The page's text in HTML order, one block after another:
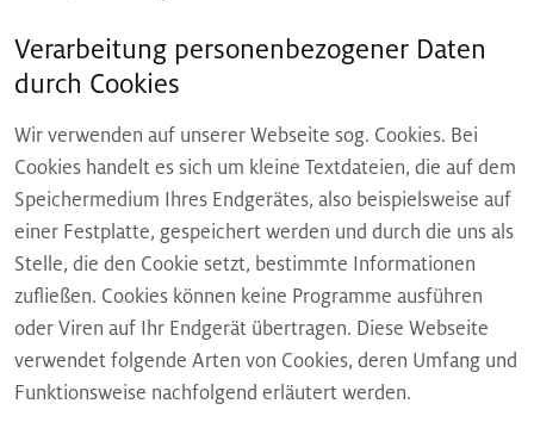
Verarbeitung personenbezogener Daten
durch Cookies
Wir verwenden auf unserer Webseite sog. Cookies. Bei
Cookies handelt es sich um kleine Textdateien, die auf dem
Speichermedium Ihres Endgerätes, also beispielsweise auf
einer Festplatte, gespeichert werden und durch die uns als
Stelle, die den Cookie setzt, bestimmte Informationen
zufließen. Cookies können keine Programme ausführen
oder Viren auf Ihr Endgerät übertragen. Diese Webseite
verwendet folgende Arten von Cookies, deren Umfang und
Funktionsweise nachfolgend erläutert werden.